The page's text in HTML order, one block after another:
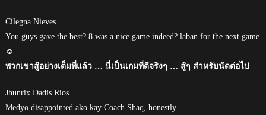
Cilegna Nieves
You guys gave the best? 8 was a nice game indeed? laban for the next game
☺
พวกเขาสู้อย่างเต็มที่แล้ว … นี่เป็นเกมที่ดีจริงๆ … สู้ๆ สำหรับนัดต่อไป
Jhunrix Dadis Rios
Medyo disappointed ako kay Coach Shaq, honestly.